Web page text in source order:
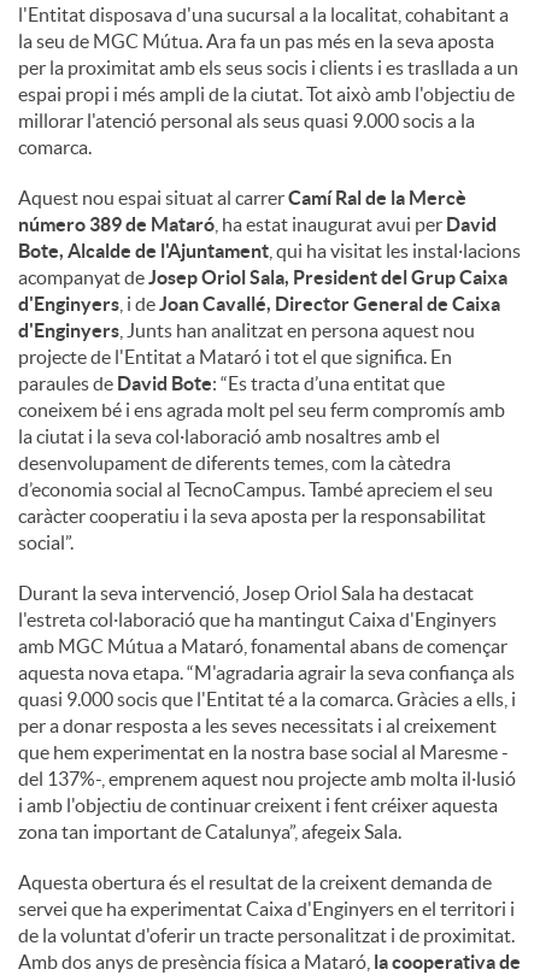
l'Entitat disposava d'una sucursal a la localitat, cohabitant a
la seu de MGC Mútua. Ara fa un pas més en la seva aposta
per la proximitat amb els seus socis i clients i es trasllada a un
espai propi i més ampli de la ciutat. Tot això amb l'objectiu de
millorar l'atenció personal als seus quasi 9.000 socis a la
comarca.
Aquest nou espai situat al carrerCamí Ral de la Mercè
número 389 de Mataró , ha estat inaugurat avui per David
Bote, Alcalde de l'Ajuntament , qui ha visitat les instal·lacions
acompanyat de Josep Oriol Sala, President del Grup Caixa
d'Enginyers , i de Joan Cavallé, Director General de Caixa
d'Enginyers , Junts han analitzat en persona aquest nou
projecte de l'Entitat a Mataró i tot el que significa. En
paraules de David Bote: “Es tracta d’una entitat que
coneixem bé i ens agrada molt pel seu ferm compromís amb
la ciutat i la seva col·laboració amb nosaltres amb el
desenvolupament de diferents temes, com la càtedra
d’economia social al TecnoCampus. També apreciem el seu
caràcter cooperatiu i la seva aposta per la responsabilitat
social”.
Durant la seva intervenció, Josep Oriol Sala ha destacat
l'estreta col·laboració que ha mantingut Caixa d'Enginyers
amb MGC Mútua a Mataró, fonamental abans de començar
aquesta nova etapa. “M'agradaria agrair la seva confiança als
quasi 9.000 socis que l'Entitat té a la comarca. Gràcies a ells, i
per a donar resposta a les seves necessitats i al creixement
que hem experimentat en la nostra base social al Maresme -
del 137%-, emprenem aquest nou projecte amb molta il·lusió
i amb l'objectiu de continuar creixent i fent créixer aquesta
zona tan important de Catalunya”, afegeix Sala.
Aquesta obertura és el resultat de la creixent demanda de
servei que ha experimentat Caixa d'Enginyers en el territori i
de la voluntat d'oferir un tracte personalitzat i de proximitat.
Amb dos anys de presència física a Mataró, la cooperativa de